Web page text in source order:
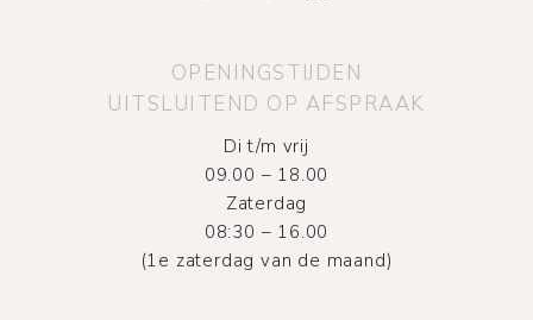
OPENINGSTIJDEN
UITSLUITEND OP AFSPRAAK
Di t/m vrij
09.00 – 18.00
Zaterdag
08:30 – 16.00
(1e zaterdag van de maand)